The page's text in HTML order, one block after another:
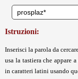
Istruzioni:
Inserisci la parola da
usa la tastiera che appare
in caratteri latini usando